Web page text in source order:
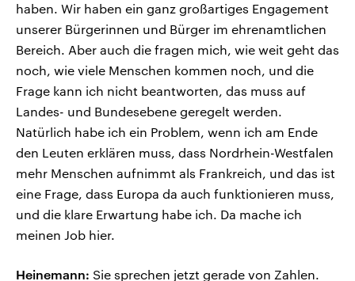
haben. Wir haben ein ganz großartiges Engagement
unserer Bürgerinnen und Bürger im ehrenamtlichen
Bereich. Aber auch die fragen mich, wie weit geht das
noch, wie viele Menschen kommen noch, und die
Frage kann ich nicht beantworten, das muss auf
Landes- und Bundesebene geregelt werden.
Natürlich habe ich ein Problem, wenn ich am Ende
den Leuten erklären muss, dass Nordrhein-Westfalen
mehr Menschen aufnimmt als Frankreich, und das ist
eine Frage, dass Europa da auch funktionieren muss,
und die klare Erwartung habe ich. Da mache ich
meinen Job hier.
Heinemann: Sie sprechen jetzt gerade von Zahlen.